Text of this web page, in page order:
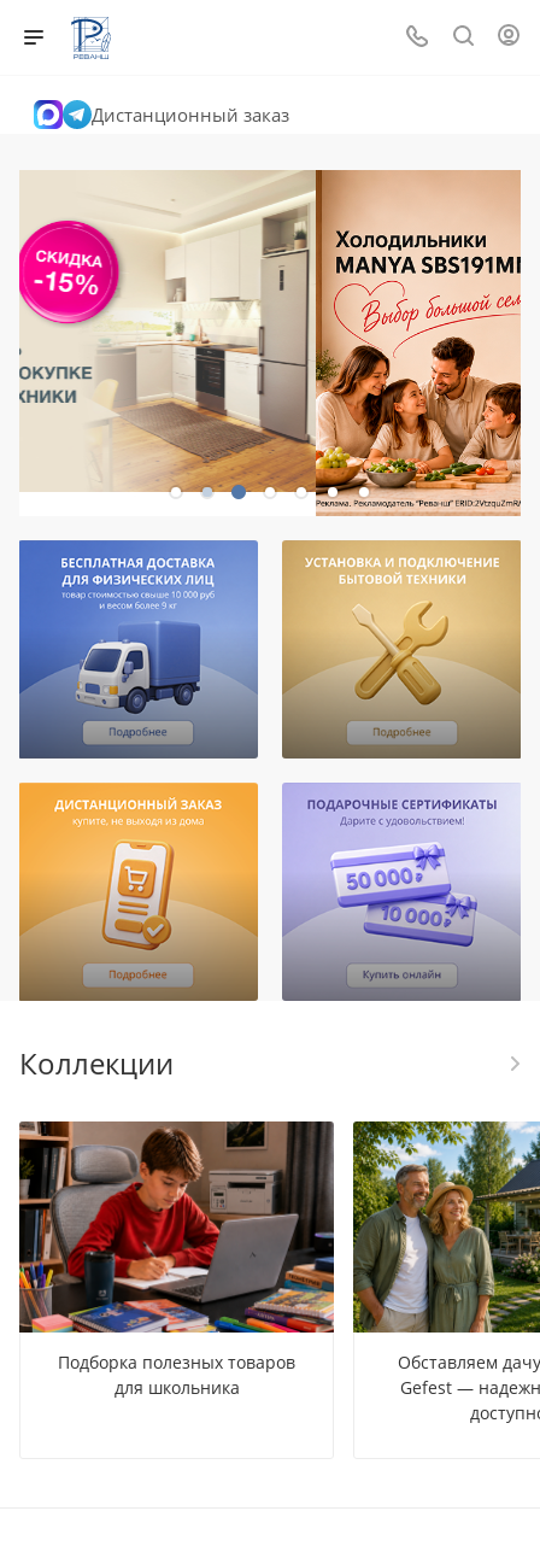
Дистанционный заказ
Коллекции
Подборка полезных товаров
для школьника
Обставляем
Gefest —